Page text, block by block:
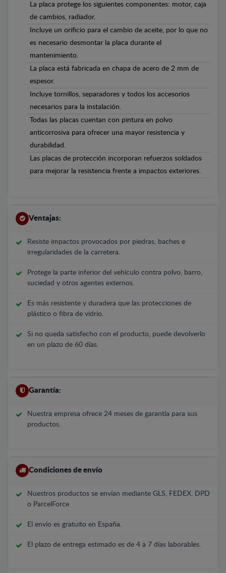
La placa protege los siguientes componentes: motor, caja
de cambios, radiador.
Incluye un orificio para el cambio de aceite, por lo que no
es necesario desmontar la placa durante el
mantenimiento.
La placa está fabricada en chapa de acero de 2 mm de
espesor.
Incluye tornillos, separadores y todos los accesorios
necesarios para la instalación.
Todas las placas cuentan con pintura en polvo
anticorrosiva para ofrecer una mayor resistencia y
durabilidad.
Las placas de protección incorporan refuerzos soldados
para mejorar la resistencia frente a impactos exteriores.
Ventajas:
Resiste impactos provocados por piedras, baches e
irregularidades de la carretera.
Protege la parte inferior del vehículo contra polvo, barro,
suciedad y otros agentes externos.
Es más resistente y duradera que las protecciones de
plástico o fibra de vidrio.
Si no queda satisfecho con el producto, puede devolverlo
en un plazo de 60 días.
Garantía:
Nuestra empresa ofrece 24 meses de garantía para sus
productos.
Condiciones de envío
Nuestros productos se envían mediante GLS, FEDEX, DPD
o ParcelForce
El envío es gratuito en España.
El plazo de entrega estimado es de 4 a 7 días laborables.